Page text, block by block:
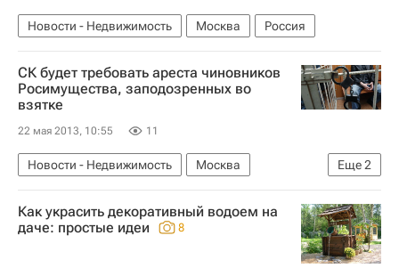
Новости - Недвижимость Москва Россия
СК будет требовать ареста чиновников
Росимущества, заподозренных во
взятке
22 мая 2013, 10:55 11
Еще2
Новости - Недвижимость
Москва
Федеральное агентство по управлению государственным имуществом (Росимущество)
Россия
Как украсить декоративный водоем на
даче: простые идеи
8